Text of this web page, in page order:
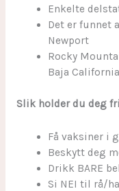
Enkelte
Det er funnet
Newport
Rocky
Baja California
Slik holder du deg
Få vaksiner i
Beskytt deg
Drikk BARE
Si NEI til rå/